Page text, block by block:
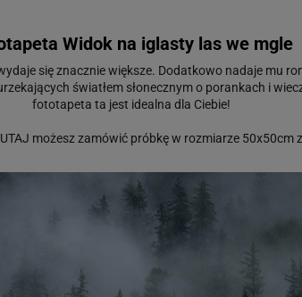
Widok na iglasty las we mgle
się znacznie większe. Dodatkowo nadaje mu
światłem słonecznym o porankach i
fototapeta ta jest idealna dla Ciebie!
możesz zamówić próbkę w rozmiarze 50x50cm